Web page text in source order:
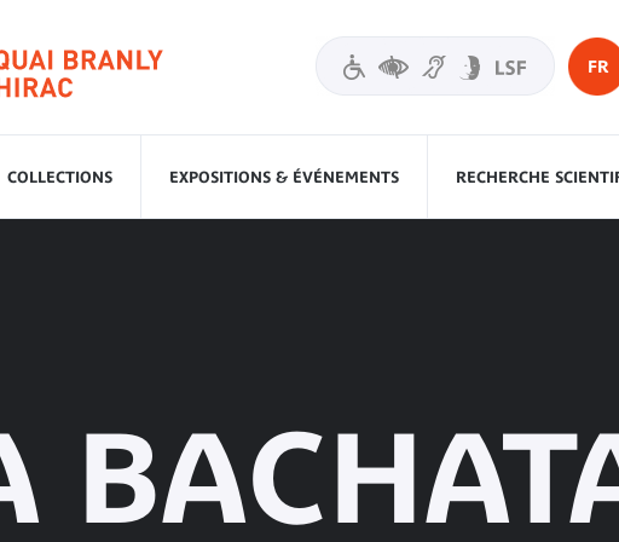
FR
COLLECTIONS EXPOSITIONS & ÉVÉNEMENTS RECHERCHE